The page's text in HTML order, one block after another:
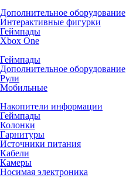
Дополнительное оборудование
Интерактивные фигурки
Геймпады
Xbox One
Геймпады
Дополнительное оборудование
Рули
Мобильные
Накопители информации
Геймпады
Колонки
Гарнитуры
Источники питания
Кабели
Камеры
Носимая электроника